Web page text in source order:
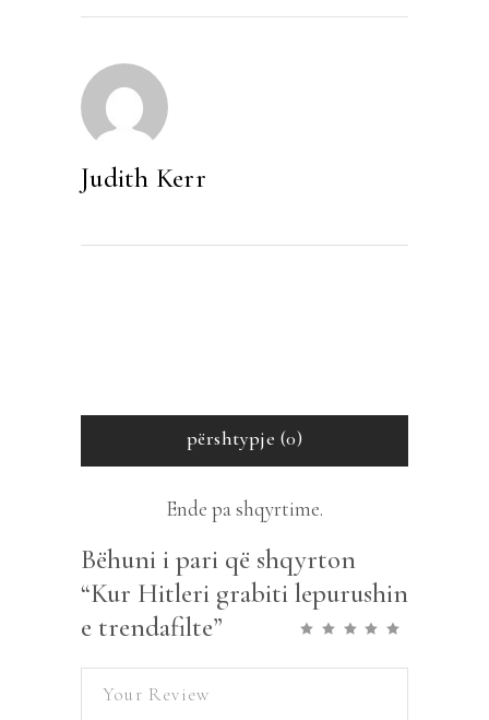
Judith Kerr
përshtypje (0)
Ende pa shqyrtime.
Bëhuni i pari që shqyrton
“Kur Hitleri grabiti lepurushin
e trendafilte”